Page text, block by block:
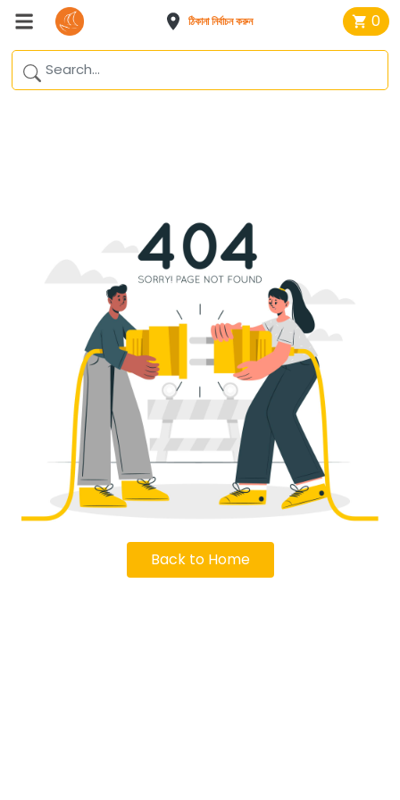
ঠিকানা নির্বাচন করুন 0
Back to Home